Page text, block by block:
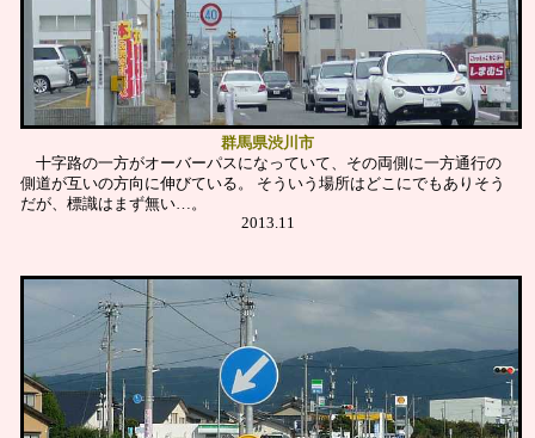
群馬県渋川市
十字路の一方がオーバーパスになっていて、その両側に一方通行の
側道が互いの方向に伸びている。
そういう場所はどこにでもありそう
だが、標識はまず無い…。
2013.11